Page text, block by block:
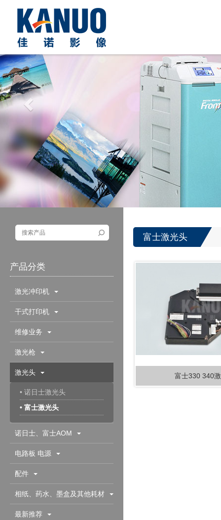
Previous
产品分类
激光冲印机
干式打印机
维修业务
激光枪
激光头
• 诺日士激光头
• 富士激光头
诺日士、富士AOM
电路板 电源
配件
相纸、药水、墨盒及其他耗材
最新推荐
富士激光头
富士330 340